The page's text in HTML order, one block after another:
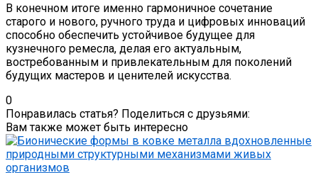
В конечном итоге именно гармоничное сочетание
старого и нового, ручного труда и цифровых инноваций
способно обеспечить устойчивое будущее для
кузнечного ремесла, делая его актуальным,
востребованным и привлекательным для поколений
будущих мастеров и ценителей искусства.
0
Понравилась статья? Поделиться с друзьями:
Вам также может быть интересно